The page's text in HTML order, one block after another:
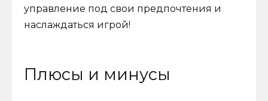
управление под свои предпочтения и
наслаждаться игрой!
Плюсы и минусы